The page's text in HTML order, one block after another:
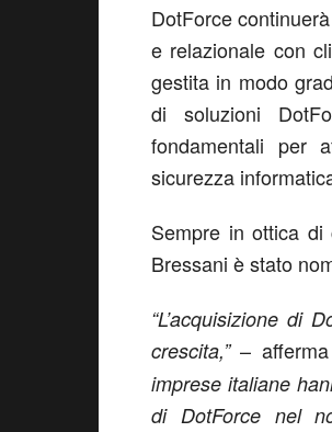
DotForce
e relazionale con
gestita in modo
di soluzioni
fondamentali per
sicurezza
Sempre in ottica di
Bressani è stato
“L’acquisizione di
crescita,”– afferma
imprese italiane
di DotForce nel